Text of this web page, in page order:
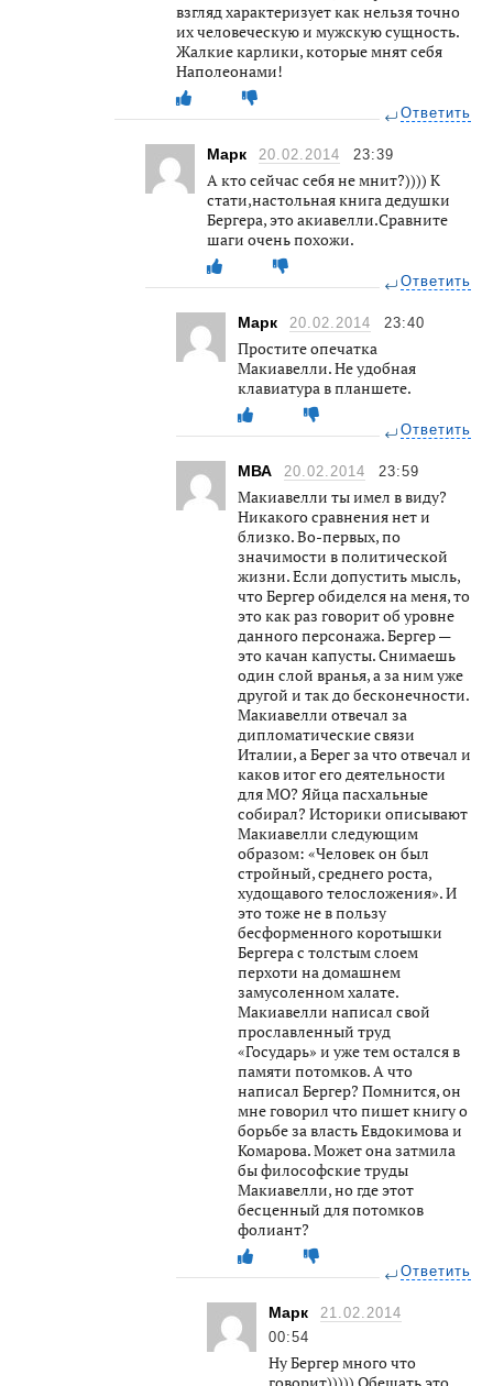
взгляд характеризует как нельзя точно
их человеческую и мужскую сущность.
Жалкие карлики, которые мнят себя
Наполеонами!
Ответить
Марк 20.02.2014 23:39
А кто сейчас себя не мнит?)))) К
стати,настольная книга дедушки
Бергера, это акиавелли.Сравните
шаги очень похожи.
Ответить
Марк 20.02.2014 23:40
Простите опечатка
Макиавелли. Не удобная
клавиатура в планшете.
Ответить
МВА 20.02.2014 23:59
Макиавелли ты имел в виду?
Никакого сравнения нет и
близко. Во-первых, по
значимости в политической
жизни. Если допустить мысль,
что Бергер обиделся на меня, то
это как раз говорит об уровне
данного персонажа. Бергер —
это качан капусты. Снимаешь
один слой вранья, а за ним уже
другой и так до бесконечности.
Макиавелли отвечал за
дипломатические связи
Италии, а Берег за что отвечал и
каков итог его деятельности
для МО? Яйца пасхальные
собирал? Историки описывают
Макиавелли следующим
образом: «Человек он был
стройный, среднего роста,
худощавого телосложения». И
это тоже не в пользу
бесформенного коротышки
Бергера с толстым слоем
перхоти на домашнем
замусоленном халате.
Макиавелли написал свой
прославленный труд
«Государь» и уже тем остался в
памяти потомков. А что
написал Бергер? Помнится, он
мне говорил что пишет книгу о
борьбе за власть Евдокимова и
Комарова. Может она затмила
бы философские труды
Макиавелли, но где этот
бесценный для потомков
фолиант?
Ответить
Марк
21.02.2014
00:54
Ну Бергер много что